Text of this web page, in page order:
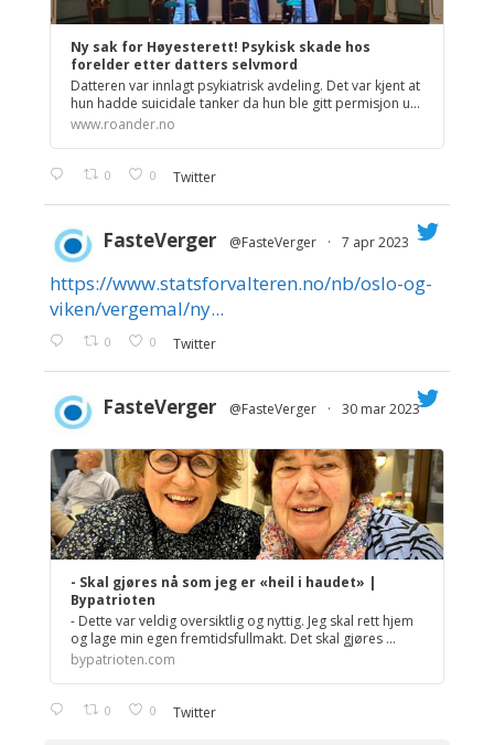
Ny sak for Høyesterett! Psykisk skade hos
forelder etter datters selvmord
Datteren var innlagt psykiatrisk avdeling. Det var kjent at
hun hadde suicidale tanker da hun ble gitt permisjon u...
www.roander.no
0 0 Twitter
;
FasteVerger @FasteVerger · 7 apr 2023
https://www.statsforvalteren.no/nb/oslo-og-
viken/vergemal/ny...
0 0 Twitter
;
FasteVerger @FasteVerger · 30 mar 2023
- Skal gjøres nå som jeg er «heil i haudet» |
Bypatrioten
- Dette var veldig oversiktlig og nyttig. Jeg skal rett hjem
og lage min egen fremtidsfullmakt. Det skal gjøres ...
bypatrioten.com
0 0 Twitter